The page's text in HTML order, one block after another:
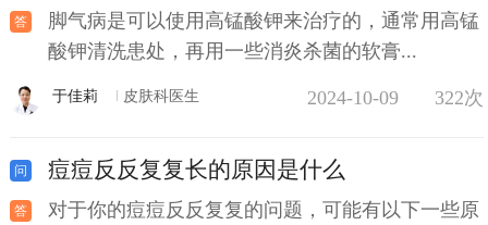
脚气病是可以使用高锰酸钾来治疗的，通常用高锰
酸钾清洗患处，再用一些消炎杀菌的软膏...
于佳莉 皮肤科医生 2024-10-09 322次
痘痘反反复复长的原因是什么
对于你的痘痘反反复复的问题，可能有以下一些原